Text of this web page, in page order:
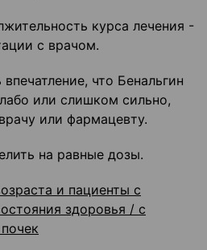
курса лечения -
с врачом.
что Бенальгин
или слишком сильно,
или фармацевту.
на равные дозы.
и пациенты с
здоровья / с